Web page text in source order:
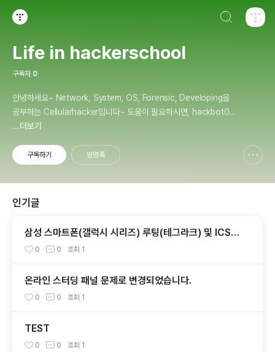
Life in hackerschool
구독자 0
안녕하세요~ Network, System, OS, Forensic, Developing을
공부하는 Cellularhacker입니다~ 도움이 필요하시면, hackbot01
@naver.com으로 문의주세요~
...더보기
구독하기 방명록
인기글
삼성 스마트폰(갤럭시 시리즈) 루팅(테그라크) 및 ICS
업그레이드 안내
0 0 조회 1
온라인 스터딩 패널 문제로 변경되었습니다.
0 0 조회 1
TEST
0 0 조회 1